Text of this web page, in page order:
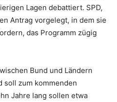
Lagen debattiert. SPD,
Antrag vorgelegt, in dem sie
das Programm zügig
Bund und Ländern
soll zum kommenden
Jahre lang sollen etwa